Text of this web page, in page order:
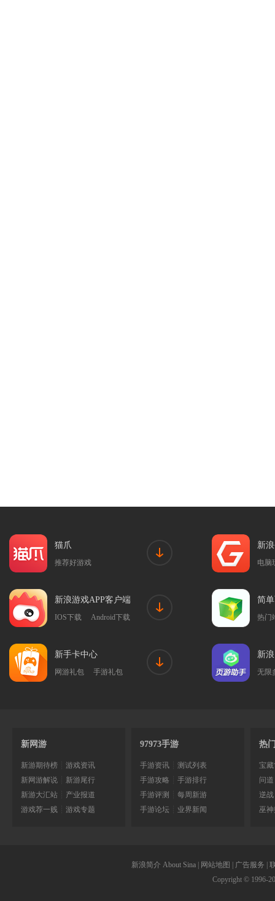
猫爪
推荐好游戏
新浪游戏APP客户端
IOS下载 Android下载
新手卡中心
网游礼包 手游礼包
新
电脑
简
热门
新
无限
新网游
新游期待榜
游戏资讯
新网游解说
新游尾行
新游大汇站
产业报道
游戏荐一贱
游戏专题
97973手游
手游资讯
测试列表
手游攻略
手游排行
手游评测
每周新游
手游论坛
业界新闻
热
宝
问道
逆战
巫
新浪简介 About Sina 网站地图 广告服务
Copyright © 1996-